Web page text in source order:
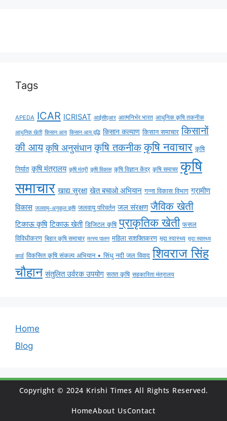
Tags
APEDA ICAR ICRISAT आईसीएआर आत्मनिर्भर भारत आधुनिक कृषि तकनीक
आधुनिक खेती किसान आय किसान आय वृद्धि किसान कल्याण किसान समाचार किसानों
की आय कृषि अनुसंधान कृषि तकनीक कृषि नवाचार कृषि
निर्यात कृषि मंत्रालय कृषि मंत्री कृषि विकास कृषि विज्ञान केंद्र कृषि समाचर कृषि
समाचार खाद्य सुरक्षा खेत बचाओ अभियान गन्ना विकास विभाग ग्रामीण
विकास जलवायु-अनुकूल कृषि जलवायु परिवर्तन जल संरक्षण जैविक खेती
टिकाऊ कृषि टिकाऊ खेती डिजिटल कृषि प्राकृतिक खेती फसल
विविधीकरण बिहार कृषि समाचार मत्स्य पालन महिला सशक्तिकरण मृदा स्वास्थ्य मृदा स्वास्थ्य
कार्ड विकसित कृषि संकल्प अभियान • सिंधु नदी जल विवाद शिवराज सिंह
चौहान संतुलित उर्वरक उपयोग सतत कृषि सहकारिता मंत्रालय
Home
Blog
Copyright © 2024 Krishi Times All Rights Reserved.
HomeAbout UsContact